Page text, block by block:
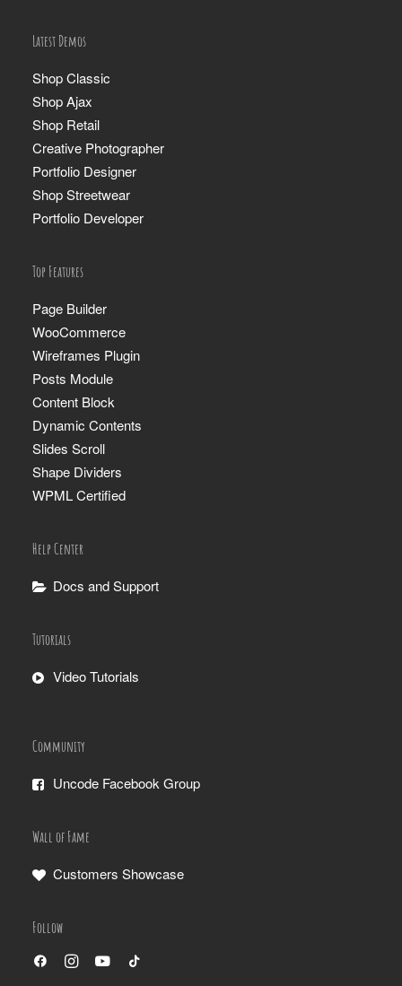
Latest Demos
Shop Classic
Shop Ajax
Shop Retail
Creative Photographer
Portfolio Designer
Shop Streetwear
Portfolio Developer
Top Features
Page Builder
WooCommerce
Wireframes Plugin
Posts Module
Content Block
Dynamic Contents
Slides Scroll
Shape Dividers
WPML Certified
Help Center
Docs and Support
Tutorials
Video Tutorials
Community
Uncode Facebook Group
Wall of Fame
Customers Showcase
Follow